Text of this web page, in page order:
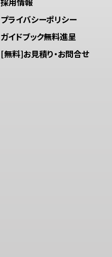
プライバシーポリシー
ガイドブック無料進呈
[無料]お見積り・お問合せ